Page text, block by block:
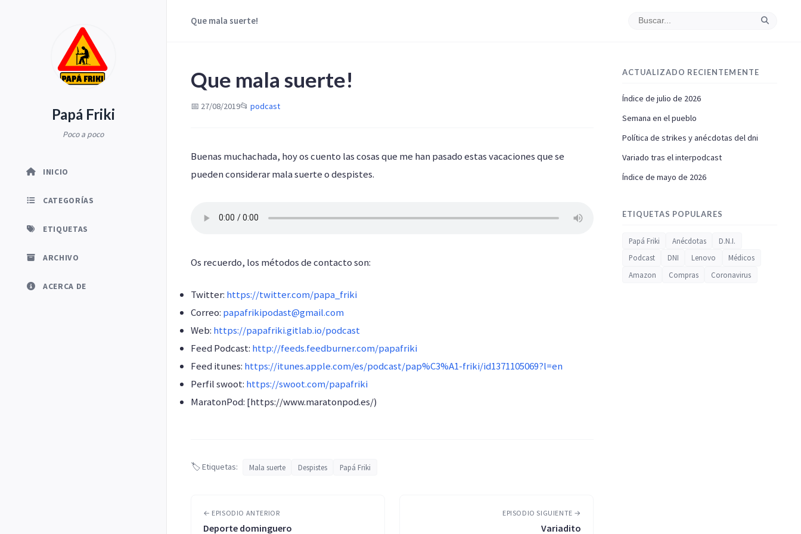
Papá Friki
Poco a poco
INICIO
CATEGORÍAS
ETIQUETAS
ARCHIVO
ACERCA DE
Que mala suerte!
Que mala suerte!
📅 27/08/2019📂 podcast
Buenas muchachada, hoy os cuento las cosas que me han pasado estas vacaciones que se
pueden considerar mala suerte o despistes.
Os recuerdo, los métodos de contacto son:
Twitter: https://twitter.com/papa_friki
Correo: papafrikipodast@gmail.com
Web: https://papafriki.gitlab.io/podcast
Feed Podcast: http://feeds.feedburner.com/papafriki
Feed itunes: https://itunes.apple.com/es/podcast/pap%C3%A1-friki/id1371105069?l=en
Perfil swoot: https://swoot.com/papafriki
MaratonPod: [https://www.maratonpod.es/)
🏷️ Etiquetas: Mala suerte Despistes Papá Friki
← EPISODIO ANTERIOR
Deporte dominguero
EPISODIO SIGUIENTE →
Variadito
ACTUALIZADO RECIENTEMENTE
Índice de julio de 2026
Semana en el pueblo
Política de strikes y anécdotas del dni
Variado tras el interpodcast
Índice de mayo de 2026
ETIQUETAS POPULARES
Papá Friki Anécdotas
D.N.I.
Podcast
DNI Lenovo
Médicos
Amazon
Compras Coronavirus